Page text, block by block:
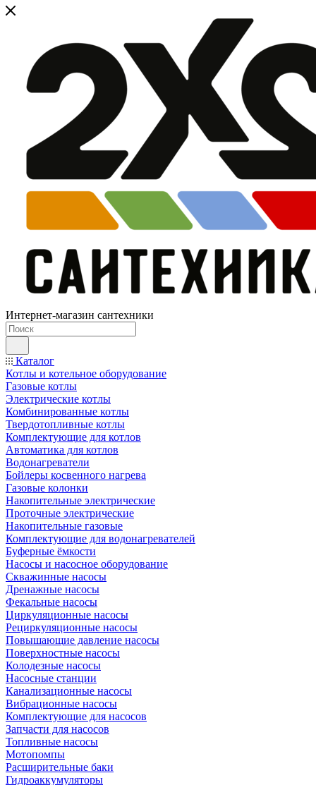
Интернет-магазин сантехники
Каталог
Котлы и котельное оборудование
Газовые котлы
Электрические котлы
Комбинированные котлы
Твердотопливные котлы
Комплектующие для котлов
Автоматика для котлов
Водонагреватели
Бойлеры косвенного нагрева
Газовые колонки
Накопительные электрические
Проточные электрические
Накопительные газовые
Комплектующие для водонагревателей
Буферные ёмкости
Насосы и насосное оборудование
Скважинные насосы
Дренажные насосы
Фекальные насосы
Циркуляционные насосы
Рециркуляционные насосы
Повышающие давление насосы
Поверхностные насосы
Колодезные насосы
Насосные станции
Канализационные насосы
Вибрационные насосы
Комплектующие для насосов
Запчасти для насосов
Топливные насосы
Мотопомпы
Расширительные баки
Гидроаккумуляторы